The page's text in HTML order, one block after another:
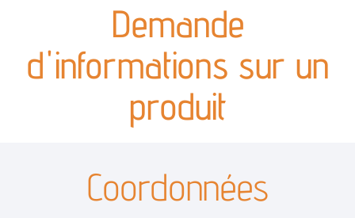
canapés et fauteuils
séjours
meubles de complément
chambres et dressing
Demande
d'informations sur un
produit
Coordonnées